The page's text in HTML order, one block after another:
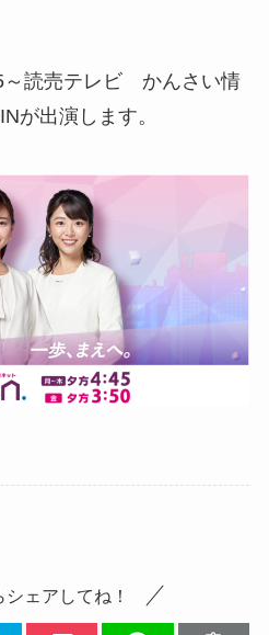
～読売テレビ かんさい情
が出演します。
ェアしてね！